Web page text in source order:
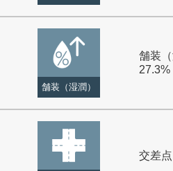
舗装（湿潤）
舗装
27.3%
交差